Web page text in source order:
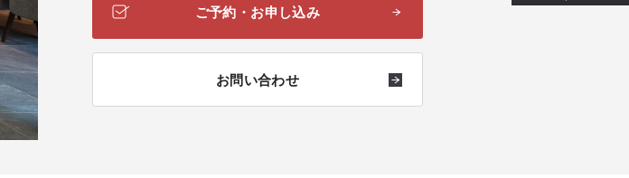
ご予約・お申し込み
お問い合わせ